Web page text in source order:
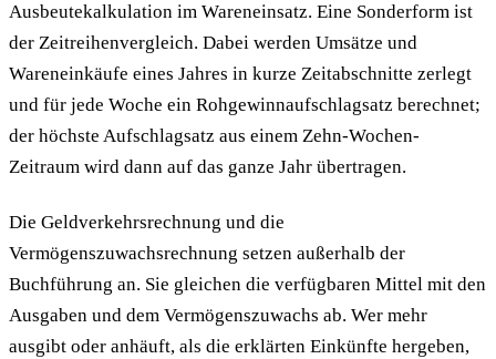
Ausbeutekalkulation im Wareneinsatz. Eine Sonderform ist
der Zeitreihenvergleich. Dabei werden Umsätze und
Wareneinkäufe eines Jahres in kurze Zeitabschnitte zerlegt
und für jede Woche ein Rohgewinnaufschlagsatz berechnet;
der höchste Aufschlagsatz aus einem Zehn-Wochen-
Zeitraum wird dann auf das ganze Jahr übertragen.
Die Geldverkehrsrechnung und die
Vermögenszuwachsrechnung setzen außerhalb der
Buchführung an. Sie gleichen die verfügbaren Mittel mit den
Ausgaben und dem Vermögenszuwachs ab. Wer mehr
ausgibt oder anhäuft, als die erklärten Einkünfte hergeben,